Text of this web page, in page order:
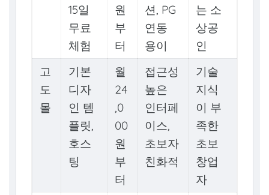
15일
무료
체험
원
부
터
션, PG
연동
용이
는 소
상공
인
고
도
몰
기본
디자
인 템
플릿,
호스
팅
월
24
,0
00
원
부
터
접근성
높은
인터페
이스,
초보자
친화적
기술
지식
이 부
족한
초보
창업
자